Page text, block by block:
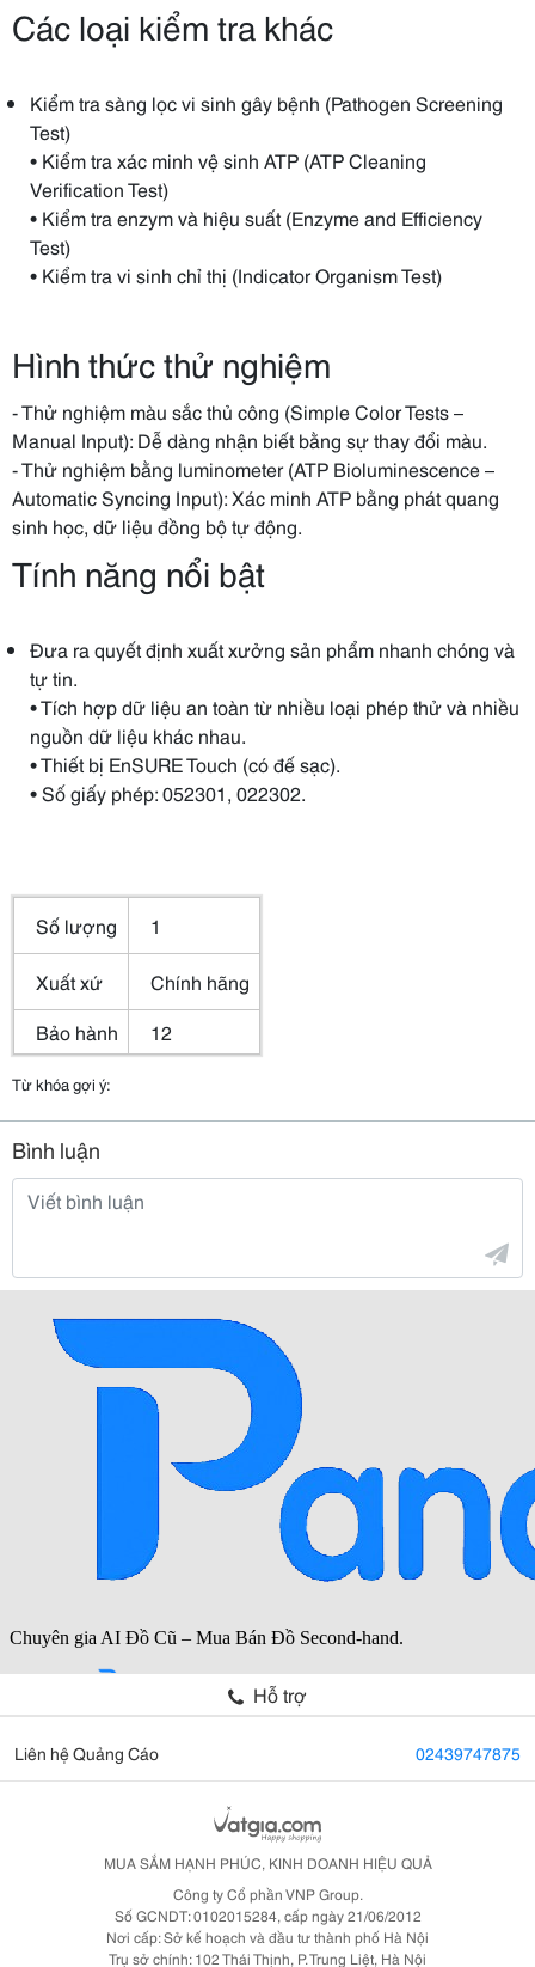
Các loại kiểm tra khác
Kiểm tra sàng lọc vi sinh gây bệnh (Pathogen Screening
Test)
• Kiểm tra xác minh vệ sinh ATP (ATP Cleaning
Verification Test)
• Kiểm tra enzym và hiệu suất (Enzyme and Efficiency
Test)
• Kiểm tra vi sinh chỉ thị (Indicator Organism Test)
Hình thức thử nghiệm
- Thử nghiệm màu sắc thủ công (Simple Color Tests –
Manual Input): Dễ dàng nhận biết bằng sự thay đổi màu.
- Thử nghiệm bằng luminometer (ATP Bioluminescence –
Automatic Syncing Input): Xác minh ATP bằng phát quang
sinh học, dữ liệu đồng bộ tự động.
Tính năng nổi bật
Đưa ra quyết định xuất xưởng sản phẩm nhanh chóng và
tự tin.
• Tích hợp dữ liệu an toàn từ nhiều loại phép thử và nhiều
nguồn dữ liệu khác nhau.
• Thiết bị EnSURE Touch (có đế sạc).
• Số giấy phép: 052301, 022302.
Số lượng 1
Xuất xứ
Chính hãng
Bảo hành
12
Từ khóa gợi ý:
Bình luận
Hỗ trợ
Liên hệ Quảng Cáo 02439747875
MUA SẮM HẠNH PHÚC, KINH DOANH HIỆU QUẢ
Công ty Cổ phần VNP Group.
Số GCNDT: 0102015284, cấp ngày 21/06/2012
Nơi cấp: Sở kế hoạch và đầu tư thành phố Hà Nội
Trụ sở chính: 102 Thái Thịnh, P. Trung Liệt, Hà Nội